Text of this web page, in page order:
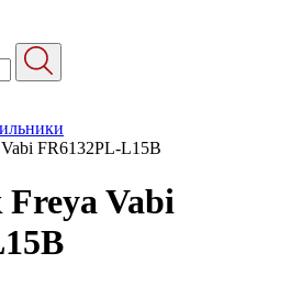
FR6132PL-L15B
Vabi